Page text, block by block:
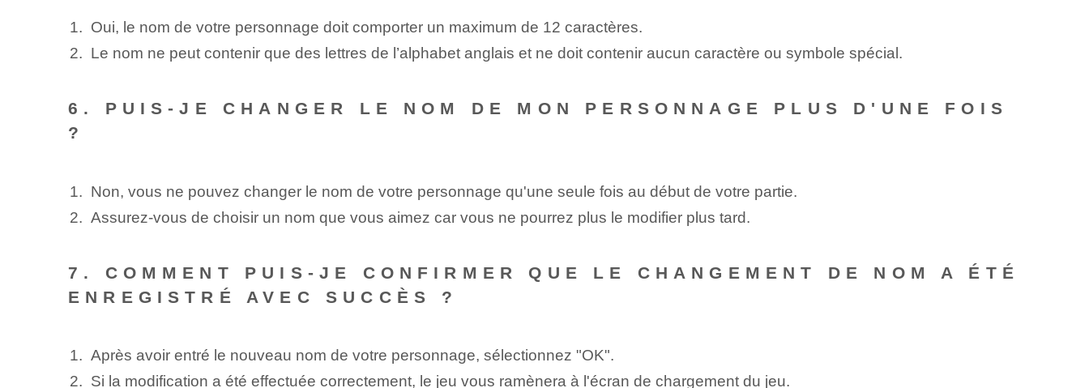
Oui, le nom de votre personnage doit comporter un maximum de 12 caractères.
Le nom ne peut contenir que des lettres de l’alphabet anglais et ne doit contenir aucun caractère ou symbole spécial.
6. PUIS-JE CHANGER LE NOM DE MON PERSONNAGE PLUS D'UNE FOIS
?
Non, vous ne pouvez changer le nom de votre personnage qu'une seule fois au début de votre partie.
Assurez-vous de choisir un nom que vous aimez car vous ne pourrez plus le modifier plus tard.
7. COMMENT PUIS-JE CONFIRMER QUE LE CHANGEMENT DE NOM A ÉTÉ
ENREGISTRÉ AVEC SUCCÈS ?
Après avoir entré le nouveau nom de votre personnage, sélectionnez "OK".
Si la modification a été effectuée correctement, le jeu vous ramènera à l'écran de chargement du jeu.